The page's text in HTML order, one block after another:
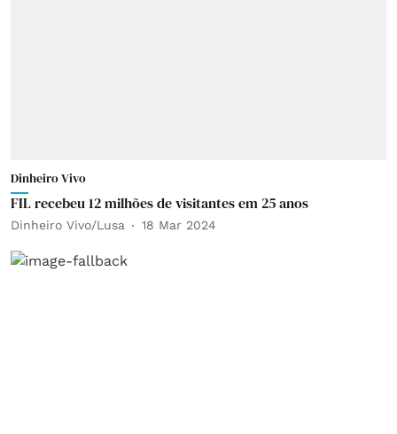
Dinheiro Vivo
FIL recebeu 12 milhões de visitantes em 25 anos
Dinheiro Vivo/Lusa 18 Mar 2024